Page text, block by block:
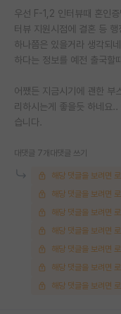
우선 F-1,2 인터뷰때 혼인
터뷰 지원시점에 결혼 등
하나쯤은 있을거라 생각되
하다는 정보를 예전 출국할
어쨌든 지금시기에 괜한 부
리하시는게 좋을듯 하네요
습니다.
대댓글 7개 대댓글 쓰기
해당 댓글을 보려면
해당 댓글을 보려면
해당 댓글을 보려면
해당 댓글을 보려면
해당 댓글을 보려면
해당 댓글을 보려면
해당 댓글을 보려면